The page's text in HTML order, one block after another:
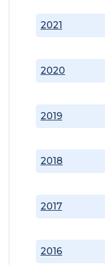
2016
2017
2018
2019
2020
2021